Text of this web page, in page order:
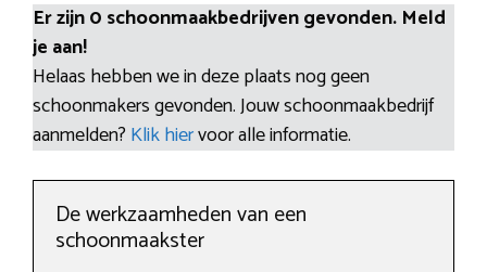
Er zijn 0 schoonmaakbedrijven gevonden. Meld
je aan!
Helaas hebben we in deze plaats nog geen
schoonmakers gevonden. Jouw schoonmaakbedrijf
aanmelden? Klik hiervoor alle informatie.
De werkzaamheden van een
schoonmaakster